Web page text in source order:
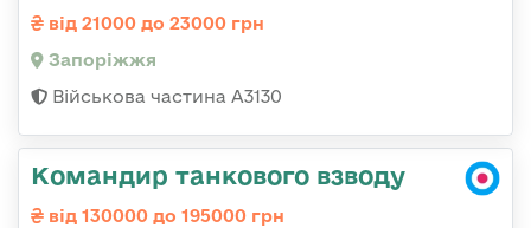
від 21000 до 23000 грн
Запоріжжя
Військова частина А3130
Командир танкового взводу
від 130000 до 195000 грн